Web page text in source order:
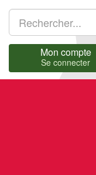
Mon compte
Se connecter